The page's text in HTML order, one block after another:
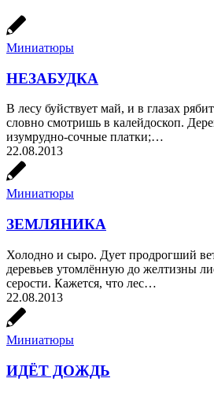
Миниатюры
НЕЗАБУДКА
В лесу буйствует май, и в глазах
словно смотришь в калейдоскоп.
изумрудно-сочные платки;…
22.08.2013
Миниатюры
ЗЕМЛЯНИКА
Холодно и сыро. Дует продрогший
деревьев утомлённую до желтизны
серости. Кажется, что лес…
22.08.2013
Миниатюры
ИДЁТ ДОЖДЬ